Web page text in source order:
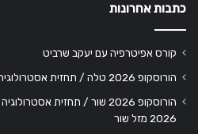
כתבות אחרונות
קורס אפיטרפיה עם יעקב שרביט
הורוסקופ 2026 טלה / תחזית אסטרולוגיה שנתית מזל טלה
הורוסקופ 2026 שור / תחזית
2026 מזל שור